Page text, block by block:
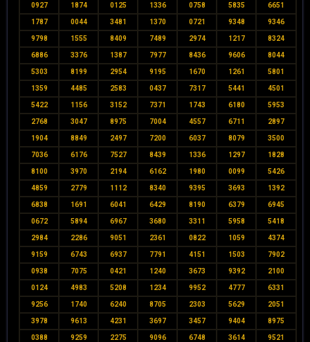
0927 1874 0125 1336 0758 5835 6651
1787 0044 3481 1370 0721 9348 9346
9798 1555 8409 7489 2974 1217 8324
6886 3376 1387 7977 8436 9606 8044
5303 8199 2954 9195 1670 1261 5801
1359 4485 2583 0437 7317 5441 4501
5422 1156 3152 7371 1743 6180 5953
2768 3047 8975 7004 4557 6711 2897
1904 8849 2497 7200 6037 8079 3500
7036 6176 7527 8439 1336 1297 1828
8100 3970 2194 6162 1980 0099 5426
4859 2779 1112 8340 9395 3693 1392
6838 1691 6041 6429 8190 6379 6945
0672 5894 6967 3680 3311 5958 5418
2984 2286 9051 2361 0822 1059 4374
9159 6743 6937 7791 4151 1503 7902
0938 7075 0421 1240 3673 9392 2100
0124 4983 5208 1234 9952 4777 6331
9256 1740 6240 8705 2303 5629 2051
3978 9613 4231 3697 3457 9404 8975
0388 9259 2275 9096 6748 3614 9521